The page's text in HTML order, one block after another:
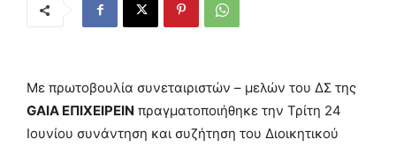
Με πρωτοβουλία συνεταιριστών – μελών του ΔΣ της
GAIA ΕΠΙΧΕΙΡΕΙΝ πραγματοποιήθηκε την Τρίτη 24
Ιουνίου συνάντηση και συζήτηση του Διοικητικού